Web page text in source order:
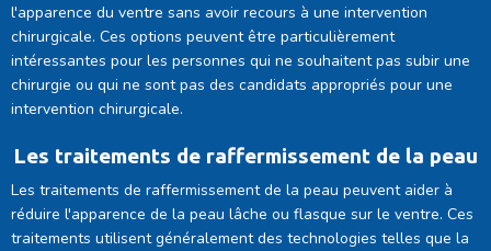
l'apparence du ventre sans avoir recours à une intervention
chirurgicale. Ces options peuvent être particulièrement
intéressantes pour les personnes qui ne souhaitent pas subir une
chirurgie ou qui ne sont pas des candidats appropriés pour une
intervention chirurgicale.
Les traitements de raffermissement de la peau
Les traitements de raffermissement de la peau peuvent aider à
réduire l'apparence de la peau lâche ou flasque sur le ventre. Ces
traitements utilisent généralement des technologies telles que la